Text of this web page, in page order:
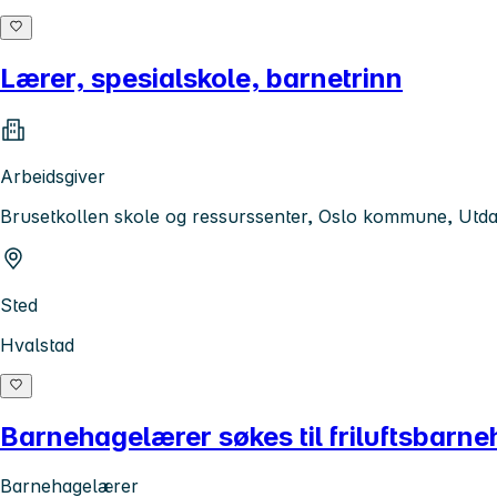
Lærer, spesialskole, barnetrinn
Arbeidsgiver
Brusetkollen skole og ressurssenter, Oslo kommune,
Sted
Hvalstad
Barnehagelærer søkes til
Barnehagelærer